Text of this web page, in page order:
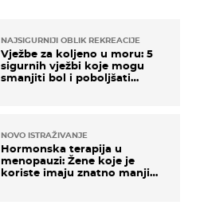
NAJSIGURNIJI OBLIK REKREACIJE
Vježbe za koljeno u moru: 5
sigurnih vježbi koje mogu
smanjiti bol i poboljšati
NOVO ISTRAŽIVANJE
Hormonska terapija u
menopauzi: Žene koje je
koriste imaju znatno manji